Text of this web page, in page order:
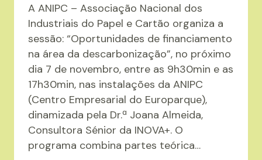
A ANIPC – Associação Nacional dos
Industriais do Papel e Cartão organiza a
sessão: “Oportunidades de financiamento
na área da descarbonização”, no próximo
dia 7 de novembro, entre as 9h30min e as
17h30min, nas instalações da ANIPC
(Centro Empresarial do Europarque),
dinamizada pela Dr.ª Joana Almeida,
Consultora Sénior da INOVA+. O
programa combina partes teórica…